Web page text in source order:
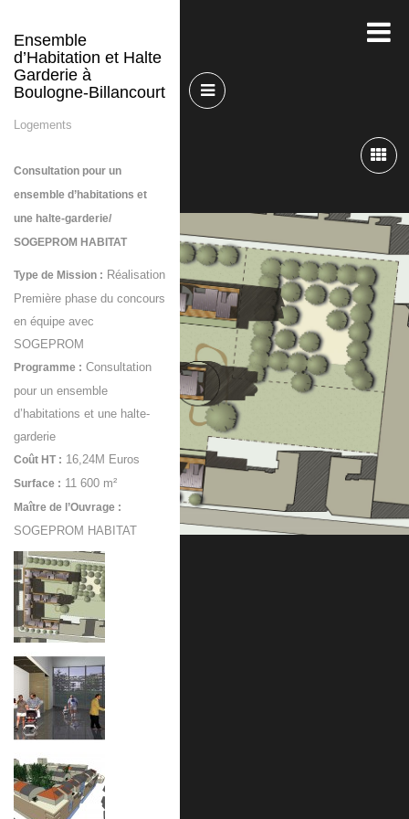
Ensemble
d’Habitation et Halte
Garderie à
Boulogne-Billancourt
Logements
Consultation pour un
ensemble d’habitations et
une halte-garderie/
SOGEPROM HABITAT
Type de Mission : Réalisation
Première phase du concours
en équipe avec
SOGEPROM
Programme : Consultation
pour un ensemble
d’habitations et une halte-
garderie
Coût HT : 16,24M Euros
Surface : 11 600 m²
Maître de l’Ouvrage :
SOGEPROM HABITAT